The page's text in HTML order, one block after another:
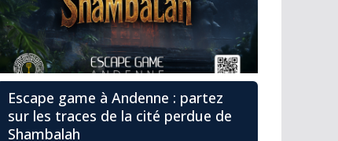
Escape game à Andenne : partez
sur les traces de la cité perdue de
Shambalah